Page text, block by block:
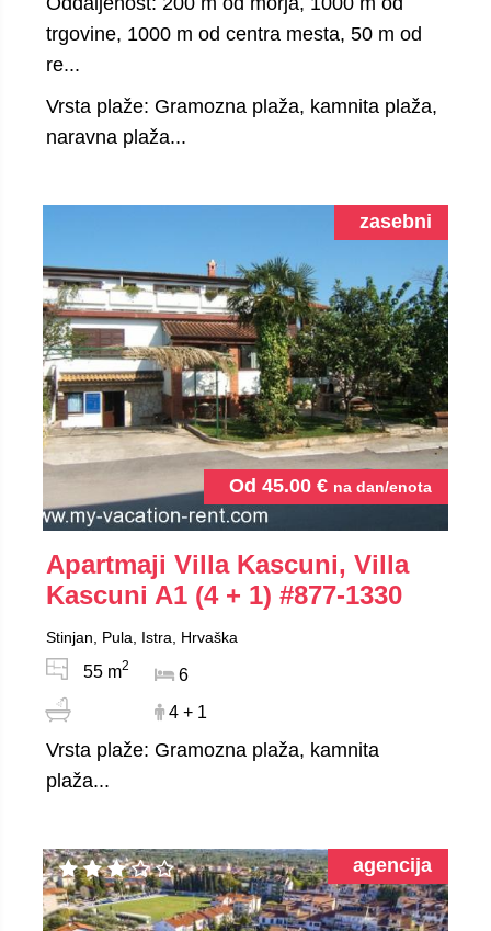
trgovine, 1000 m od centra mesta, 50 m od
re...
Vrsta plaže: Gramozna plaža, kamnita plaža,
naravna plaža...
Od 45.00 € na dan/enota
zasebni
Apartmaji Villa Kascuni, Villa
Kascuni A1 (4 + 1) #877-1330
Stinjan, Pula, Istra, Hrvaška
55 m2
6
4 + 1
Vrsta plaže: Gramozna plaža, kamnita
plaža...
agencija